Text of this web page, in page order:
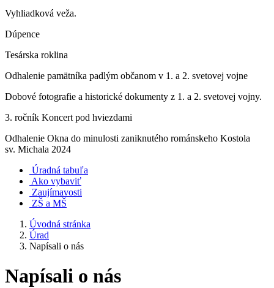
Vyhliadková veža.
Dúpence
Tesárska roklina
Odhalenie pamätníka padlým občanom v 1. a 2. svetovej vojne
Dobové fotografie a historické dokumenty z 1. a 2. svetovej vojny.
3. ročník Koncert pod hviezdami
Odhalenie Okna do minulosti zaniknutého románskeho Kostola
sv. Michala 2024
Úradná tabuľa
Ako vybaviť
Zaujímavosti
ZŠ a MŠ
Úvodná stránka
Úrad
Napísali o nás
Napísali o nás